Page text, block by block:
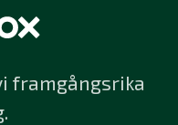
framgångsrika